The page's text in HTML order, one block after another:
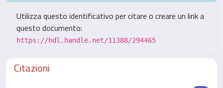
Utilizza questo identificativo per citare o creare un link a
questo documento:
https://hdl.handle.net/11388/294465
Citazioni